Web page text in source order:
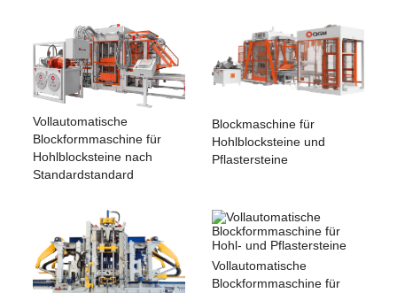
Vollautomatische
Blockformmaschine für
Hohlblocksteine ​​nach
Standardstandard
Blockmaschine für
Hohlblocksteine ​​und
Pflastersteine
Vollautomatische
Blockformmaschine für